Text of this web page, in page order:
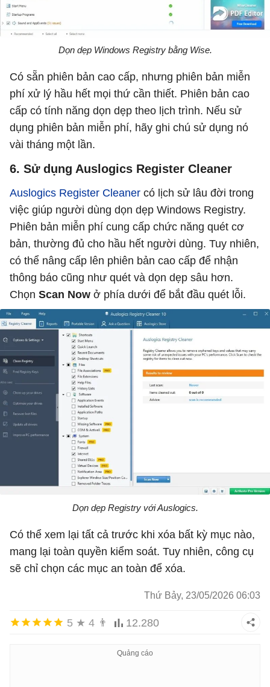
Dọn dẹp Windows Registry bằng Wise.
Có sẵn phiên bản cao cấp, nhưng phiên bản miễn
phí xử lý hầu hết mọi thứ cần thiết. Phiên bản cao
cấp có tính năng dọn dẹp theo lịch trình. Nếu sử
dụng phiên bản miễn phí, hãy ghi chú sử dụng nó
vài tháng một lần.
6. Sử dụng Auslogics Register Cleaner
Auslogics Register Cleaner có lịch sử lâu đời trong
việc giúp người dùng dọn dẹp Windows Registry.
Phiên bản miễn phí cung cấp chức năng quét cơ
bản, thường đủ cho hầu hết người dùng. Tuy nhiên,
có thể nâng cấp lên phiên bản cao cấp để nhận
thông báo cũng như quét và dọn dẹp sâu hơn.
Chọn Scan Now ở phía dưới để bắt đầu quét lỗi.
Dọn dẹp Registry với Auslogics.
Có thể xem lại tất cả trước khi xóa bất kỳ mục nào,
mang lại toàn quyền kiểm soát. Tuy nhiên, công cụ
sẽ chỉ chọn các mục an toàn để xóa.
Thứ Bảy, 23/05/2026 06:03
5 ★ 4 👨 12.280